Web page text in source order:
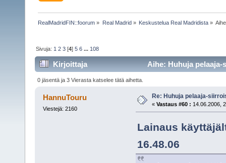
RealMadridFIN::foorum » Real Madrid» Keskustelua Real Madridista»
Sivuja: 1 2 3 [4]5 6 ... 108
Kirjoittaja Aihe: Huhuja pelaaja-
0 jäsentä ja 3 Vierasta katselee tätä aihetta.
HannuTouru
Viestejä: 2160
Re: Huhuja pelaaja-
« Vastaus #60 : 14.06.2006,
Lainaus
16.48.06